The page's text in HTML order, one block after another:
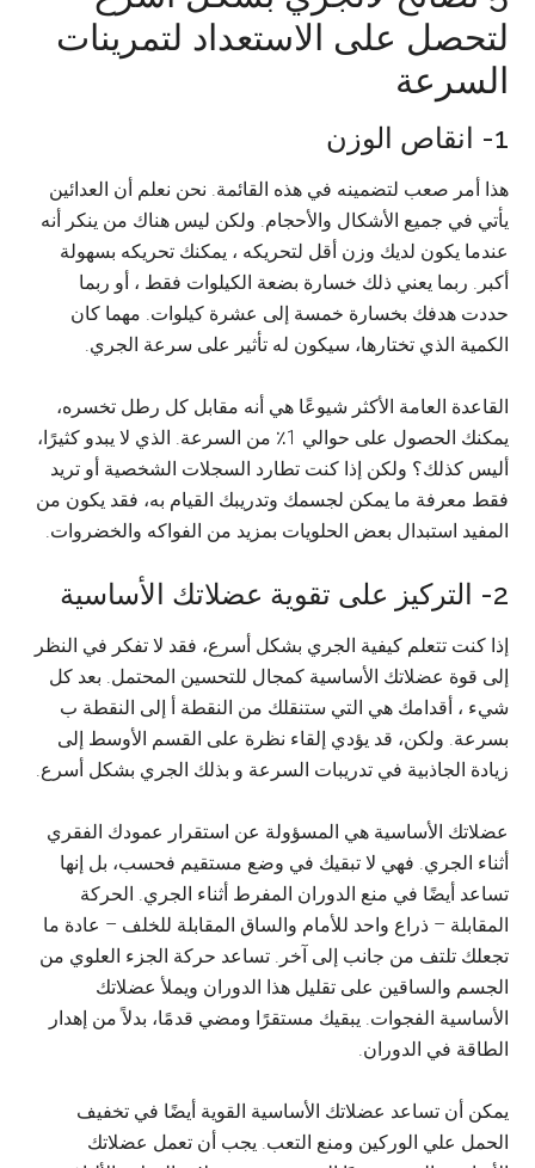
لتحصل على الاستعداد لتمرينات
السرعة
1- انقاص الوزن
هذا أمر صعب لتضمينه في هذه القائمة. نحن نعلم أن العدائين
يأتي في جميع الأشكال والأحجام. ولكن ليس هناك من ينكر أنه
عندما يكون لديك وزن أقل لتحريكه ، يمكنك تحريكه بسهولة
أكبر. ربما يعني ذلك خسارة بضعة الكيلوات فقط ، أو ربما
حددت هدفك بخسارة خمسة إلى عشرة كيلوات. مهما كان
الكمية الذي تختارها، سيكون له تأثير على سرعة الجري.
القاعدة العامة الأكثر شيوعًا هي أنه مقابل كل رطل تخسره،
يمكنك الحصول على حوالي 1٪ من السرعة. الذي لا يبدو كثيرًا،
أليس كذلك؟ ولكن إذا كنت تطارد السجلات الشخصية أو تريد
فقط معرفة ما يمكن لجسمك وتدريبك القيام به، فقد يكون من
المفيد استبدال بعض الحلويات بمزيد من الفواكه والخضروات.
2- التركيز على تقوية عضلاتك الأساسية
إذا كنت تتعلم كيفية الجري بشكل أسرع، فقد لا تفكر في النظر
إلى قوة عضلاتك الأساسية كمجال للتحسين المحتمل. بعد كل
شيء ، أقدامك هي التي ستنقلك من النقطة أ إلى النقطة ب
بسرعة. ولكن، قد يؤدي إلقاء نظرة على القسم الأوسط إلى
زيادة الجاذبية في تدريبات السرعة و بذلك الجري بشكل أسرع.
عضلاتك الأساسية هي المسؤولة عن استقرار عمودك الفقري
أثناء الجري. فهي لا تبقيك في وضع مستقيم فحسب، بل إنها
تساعد أيضًا في منع الدوران المفرط أثناء الجري. الحركة
المقابلة – ذراع واحد للأمام والساق المقابلة للخلف – عادة ما
تجعلك تلتف من جانب إلى آخر. تساعد حركة الجزء العلوي من
الجسم والساقين على تقليل هذا الدوران ويملأ عضلاتك
الأساسية الفجوات. يبقيك مستقرًا ومضي قدمًا، بدلاً من إهدار
الطاقة في الدوران.
يمكن أن تساعد عضلاتك الأساسية القوية أيضًا في تخفيف
الحمل علي الوركين ومنع التعب. يجب أن تعمل عضلاتك